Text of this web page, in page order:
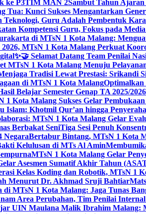
ke P3TIM MAN 2Sambut Tahun
Tua: Kunci Sukses Mengantarkan
Guru Adalah Pembentuk
Kompetensi Guru, Fokus pada
di MTsN 1 Kota Malang:
MTsN 1 Kota Malang Perkuat
✨🤝 Selamat Datang Team Penilai
MTsN 1 Kota Malang Menuju
Tradisi Lewat Prestasi: Srikandi
di MTsN 1 Kota MalangOptimalkan
Belajar Semester Genap TA 2025/2026
1 Kota Malang Sukses Gelar
Islam: Khotmil Qur’an hingga
MTsN 1 Kota Malang Gelar
Berbakat SeniTiga Sesi Penuh
NegaraBertabur Bintang, MTsN 1 Kota
Kelulusan di MTs Al Amin
MTsN 1 Kota Malang Gelar
Asesmen Sumatif Akhir Tahun
Kelas Koding dan Robotik, MTsN 1
Menurut Dr. Akhmad Sruji Bahtiar
di MTsN 1 Kota Malang: Jaga Tunas
Area Perubahan, Tim Penilai
UIN Maulana Malik Ibrahim Malang: